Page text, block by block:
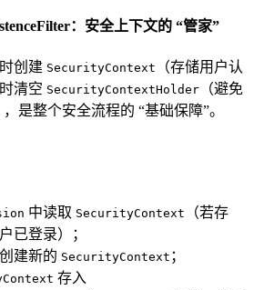
：安全上下文的 “管家”
创建 SecurityContext
（存储用户认
清空 SecurityContextHolder （避免
是整个安全流程的 “基础保障”。
中读取 SecurityContext
（若存
已登录）；
建新的 SecurityContext ；
存入